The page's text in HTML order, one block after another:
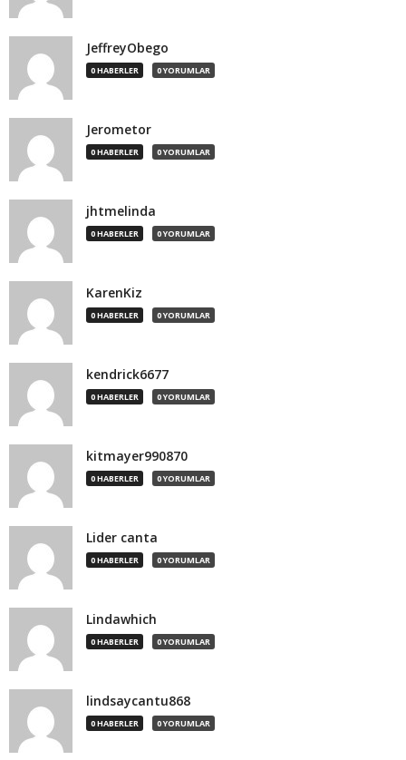
JeffreyObego
0 HABERLER 0 YORUMLAR
Jerometor
0 HABERLER 0 YORUMLAR
jhtmelinda
0 HABERLER 0 YORUMLAR
KarenKiz
0 HABERLER 0 YORUMLAR
kendrick6677
0 HABERLER 0 YORUMLAR
kitmayer990870
0 HABERLER 0 YORUMLAR
Lider canta
0 HABERLER 0 YORUMLAR
Lindawhich
0 HABERLER 0 YORUMLAR
lindsaycantu868
0 HABERLER 0 YORUMLAR